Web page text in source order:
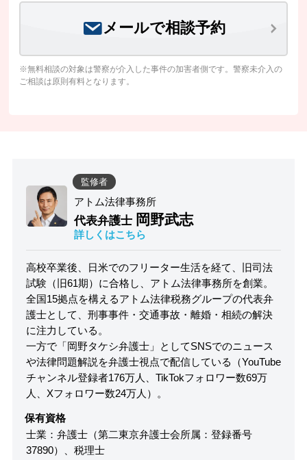
メールで相談予約
※無料相談の対象は警察が介入した事件の加害者側です。警察未介入の
ご相談は原則有料となります。
監修者
アトム法律事務所
代表弁護士 岡野武志
詳しくはこちら
高校卒業後、日米でのフリーター生活を経て、旧司法
試験（旧61期）に合格し、アトム法律事務所を創業。
全国15拠点を構えるアトム法律税務グループの代表弁
護士として、刑事事件・交通事故・離婚・相続の解決
に注力している。
一方で「岡野タケシ弁護士」としてSNSでのニュース
や法律問題解説を弁護士視点で配信している（YouTube
チャンネル登録者176万人、TikTokフォロワー数69万
人、Xフォロワー数24万人）。
保有資格
士業：弁護士（第二東京弁護士会所属：登録番号
37890）、税理士